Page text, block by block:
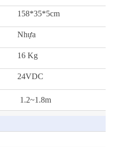
158*35*5cm
Nhựa
16 Kg
24VDC
1.2~1.8m